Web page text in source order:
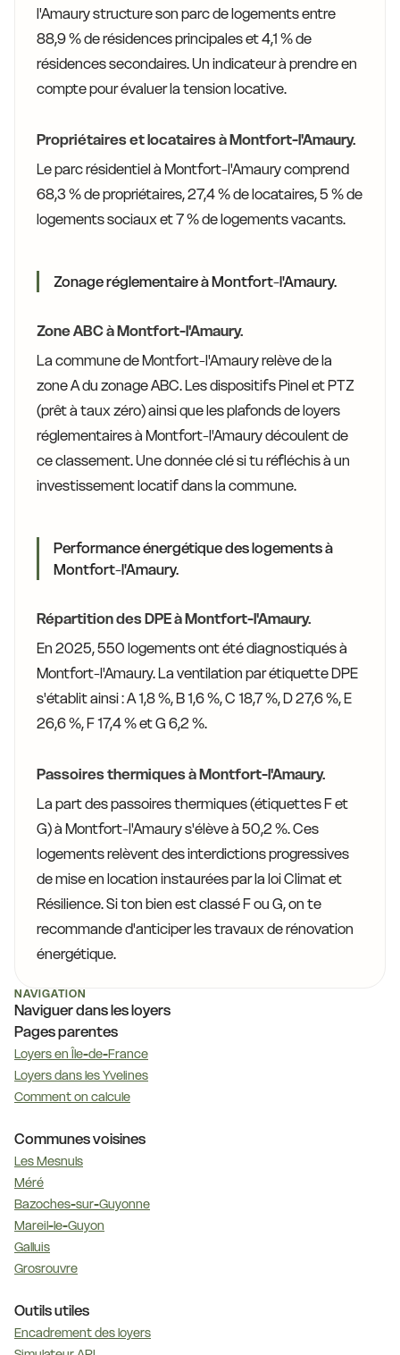
l'Amaury structure son parc de logements entre
88,9 % de résidences principales et 4,1 % de
résidences secondaires. Un indicateur à prendre en
compte pour évaluer la tension locative.
Propriétaires et locataires à Montfort-l'Amaury.
Le parc résidentiel à Montfort-l'Amaury comprend
68,3 % de propriétaires, 27,4 % de locataires, 5 % de
logements sociaux et 7 % de logements vacants.
Zonage réglementaire à Montfort-l'Amaury.
Zone ABC à Montfort-l'Amaury.
La commune de Montfort-l'Amaury relève de la
zone A du zonage ABC. Les dispositifs Pinel et PTZ
(prêt à taux zéro) ainsi que les plafonds de loyers
réglementaires à Montfort-l'Amaury découlent de
ce classement. Une donnée clé si tu réfléchis à un
investissement locatif dans la commune.
Performance énergétique des logements à
Montfort-l'Amaury.
Répartition des DPE à Montfort-l'Amaury.
En 2025, 550 logements ont été diagnostiqués à
Montfort-l'Amaury. La ventilation par étiquette DPE
s'établit ainsi : A 1,8 %, B 1,6 %, C 18,7 %, D 27,6 %, E
26,6 %, F 17,4 % et G 6,2 %.
Passoires thermiques à Montfort-l'Amaury.
La part des passoires thermiques (étiquettes F et
G) à Montfort-l'Amaury s'élève à 50,2 %. Ces
logements relèvent des interdictions progressives
de mise en location instaurées par la loi Climat et
Résilience. Si ton bien est classé F ou G, on te
recommande d'anticiper les travaux de rénovation
énergétique.
NAVIGATION
Naviguer dans les loyers
Pages parentes
Loyers en Île-de-France
Loyers dans les Yvelines
Comment on calcule
Communes voisines
Les Mesnuls
Méré
Bazoches-sur-Guyonne
Mareil-le-Guyon
Galluis
Grosrouvre
Outils utiles
Encadrement des loyers